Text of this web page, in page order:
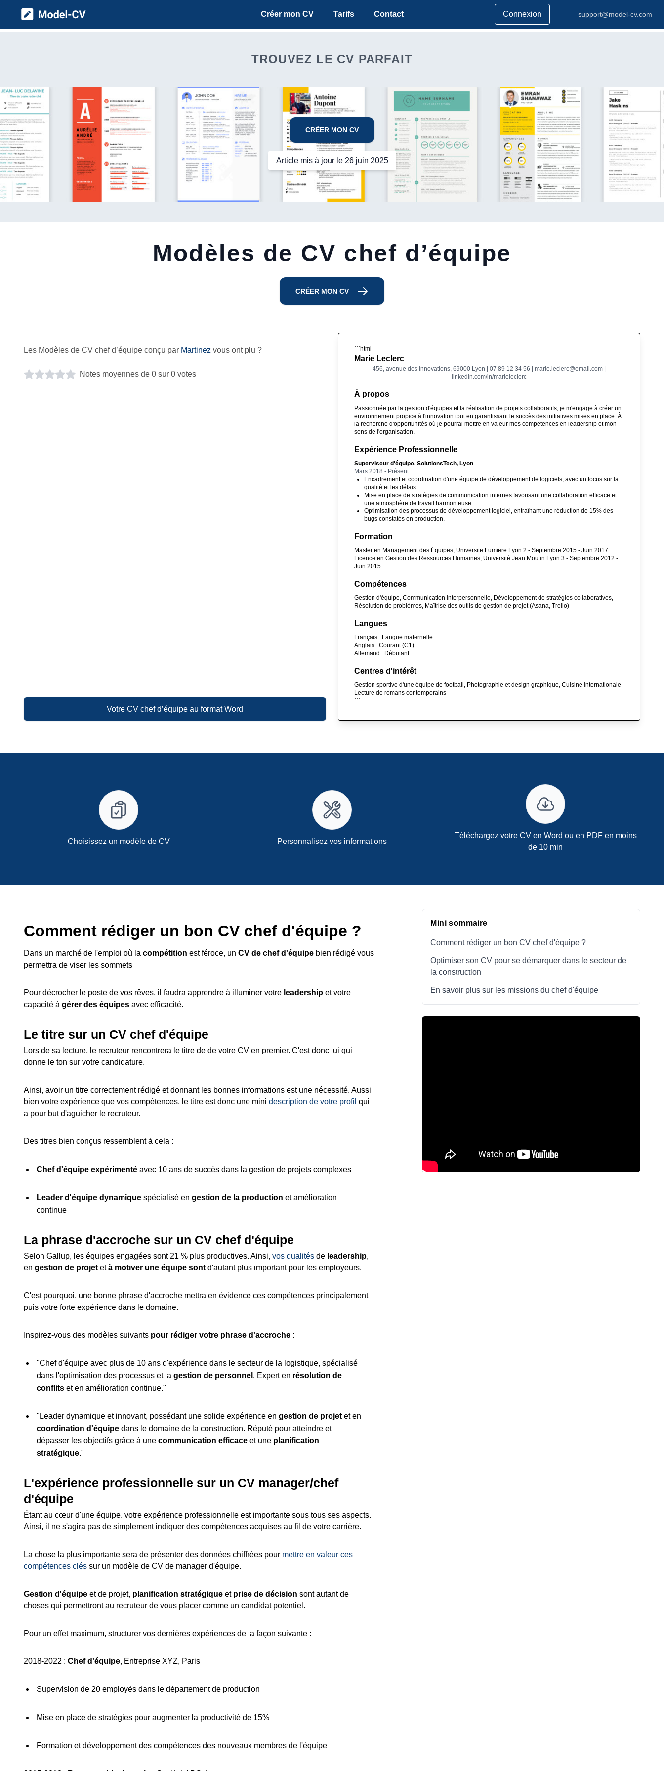
Model CV Créer mon CV Tarifs Contact Connexion support@model-cv.com
TROUVEZ LE CV PARFAIT
CRÉER MON CV
Article mis à jour le 26 juin 2025
Modèles de CV chef d’équipe
CRÉER MON CV
Les Modèles de CV chef d’équipe conçu par Martinez vous ont plu ?
Notes moyennes de 0 sur 0 votes
Votre CV chef d’équipe au format Word
```html
Marie Leclerc
456, avenue des Innovations, 69000 Lyon | 07 89 12 34 56 | marie.leclerc@email.com |
linkedin.com/in/marieleclerc
À propos
Passionnée par la gestion d'équipes et la réalisation de projets collaboratifs, je m'engage à créer un
environnement propice à l'innovation tout en garantissant le succès des initiatives mises en place. À
la recherche d'opportunités où je pourrai mettre en valeur mes compétences en leadership et mon
sens de l'organisation.
Expérience Professionnelle
Superviseur d'équipe, SolutionsTech, Lyon
Mars 2018 - Présent
Encadrement et coordination d'une équipe de développement de logiciels, avec un focus sur la
qualité et les délais.
Mise en place de stratégies de communication internes favorisant une collaboration efficace et
une atmosphère de travail harmonieuse.
Optimisation des processus de développement logiciel, entraînant une réduction de 15% des
bugs constatés en production.
Formation
Master en Management des Équipes, Université Lumière Lyon 2 - Septembre 2015 - Juin 2017
Licence en Gestion des Ressources Humaines, Université Jean Moulin Lyon 3 - Septembre 2012 -
Juin 2015
Compétences
Gestion d'équipe, Communication interpersonnelle, Développement de stratégies collaboratives,
Résolution de problèmes, Maîtrise des outils de gestion de projet (Asana, Trello)
Langues
Français : Langue maternelle
Anglais : Courant (C1)
Allemand : Débutant
Centres d'intérêt
Gestion sportive d'une équipe de football, Photographie et design graphique, Cuisine internationale,
Lecture de romans contemporains
```
Choisissez un modèle de CV Personnalisez vos informations
Téléchargez votre CV en Word ou en PDF en moins
de 10 min
Comment rédiger un bon CV chef d'équipe ?
Dans un marché de l'emploi où la compétition est féroce, un CV de chef d'équipe bien rédigé vous
permettra de viser les sommets
Pour décrocher le poste de vos rêves, il faudra apprendre à illuminer votre leadership et votre
capacité à gérer des équipes avec efficacité.
Le titre sur un CV chef d'équipe
Lors de sa lecture, le recruteur rencontrera le titre de de votre CV en premier. C'est donc lui qui
donne le ton sur votre candidature.
Ainsi, avoir un titre correctement rédigé et donnant les bonnes informations est une nécessité. Aussi
bien votre expérience que vos compétences, le titre est donc une mini description de votre profil qui
a pour but d'aguicher le recruteur.
Des titres bien conçus ressemblent à cela :
Chef d'équipe expérimentéavec 10 ans de succès dans la gestion de projets complexes
Leader d'équipe dynamiquespécialisé en gestion de la production et amélioration
continue
La phrase d'accroche sur un CV chef d'équipe
Selon Gallup, les équipes engagées sont 21 % plus productives. Ainsi, vos qualités de leadership,
en gestion de projet età motiver une équipe sont d'autant plus important pour les employeurs.
C'est pourquoi, une bonne phrase d'accroche mettra en évidence ces compétences principalement
puis votre forte expérience dans le domaine.
Inspirez-vous des modèles suivants pour rédiger votre phrase d'accroche :
"Chef d'équipe avec plus de 10 ans d'expérience dans le secteur de la logistique, spécialisé
dans l'optimisation des processus et la gestion de personnel . Expert en résolution de
conflitset en amélioration continue."
"Leader dynamique et innovant, possédant une solide expérience en gestion de projetet en
coordination d'équipedans le domaine de la construction. Réputé pour atteindre et
dépasser les objectifs grâce à une communication efficaceet une planification
stratégique."
L'expérience professionnelle sur un CV manager/chef
d'équipe
Étant au cœur d'une équipe, votre expérience professionnelle est importante sous tous ses aspects.
Ainsi, il ne s'agira pas de simplement indiquer des compétences acquises au fil de votre carrière.
La chose la plus importante sera de présenter des données chiffrées pour mettre en valeur ces
compétences clés sur un modèle de CV de manager d'équipe.
Gestion d'équipe et de projet, planification stratégique et prise de décision sont autant de
choses qui permettront au recruteur de vous placer comme un candidat potentiel.
Pour un effet maximum, structurer vos dernières expériences de la façon suivante :
2018-2022 : Chef d'équipe, Entreprise XYZ, Paris
Supervision de 20 employés dans le département de production
Mise en place de stratégies pour augmenter la productivité de 15%
Formation et développement des compétences des nouveaux membres de l'équipe
Mini sommaire
Comment rédiger un bon CV chef d'équipe ?
Optimiser son CV pour se démarquer dans le secteur de
la construction
En savoir plus sur les missions du chef d'équipe